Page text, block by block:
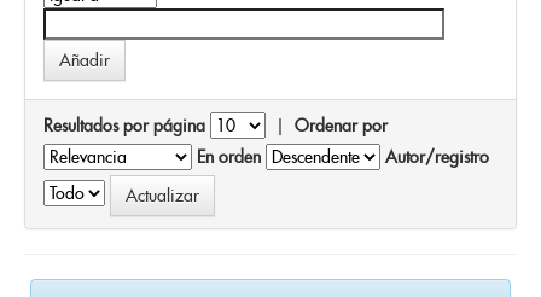
Resultados por página | Ordenar por
En orden
Autor/registro